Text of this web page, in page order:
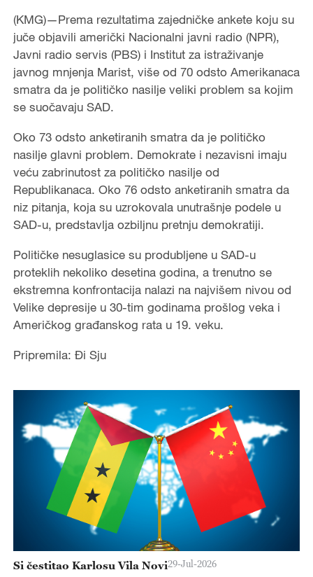
(KMG)—Prema rezultatima zajedničke ankete koju su
juče objavili američki Nacionalni javni radio (NPR),
Javni radio servis (PBS) i Institut za istraživanje
javnog mnjenja Marist, više od 70 odsto Amerikanaca
smatra da je političko nasilje veliki problem sa kojim
se suočavaju SAD.
Oko 73 odsto anketiranih smatra da je političko
nasilje glavni problem. Demokrate i nezavisni imaju
veću zabrinutost za političko nasilje od
Republikanaca. Oko 76 odsto anketiranih smatra da
niz pitanja, koja su uzrokovala unutrašnje podele u
SAD-u, predstavlja ozbiljnu pretnju demokratiji.
Političke nesuglasice su produbljene u SAD-u
proteklih nekoliko desetina godina, a trenutno se
ekstremna konfrontacija nalazi na najvišem nivou od
Velike depresije u 30-tim godinama prošlog veka i
Američkog građanskog rata u 19. veku.
Pripremila: Đi Sju
Si čestitao Karlosu Vila Novi29-Jul-2026